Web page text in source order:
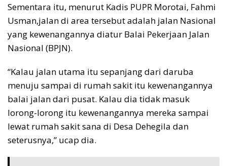
Sementara itu, menurut Kadis PUPR Morotai, Fahmi
Usman,jalan di area tersebut adalah jalan Nasional
yang kewenangannya diatur Balai Pekerjaan Jalan
Nasional (BPJN).
“Kalau jalan utama itu sepanjang dari daruba
menuju sampai di rumah sakit itu kewenangannya
balai jalan dari pusat. Kalau dia tidak masuk
lorong-lorong itu kewenangannya mereka sampai
lewat rumah sakit sana di Desa Dehegila dan
seterusnya,” ucap dia.